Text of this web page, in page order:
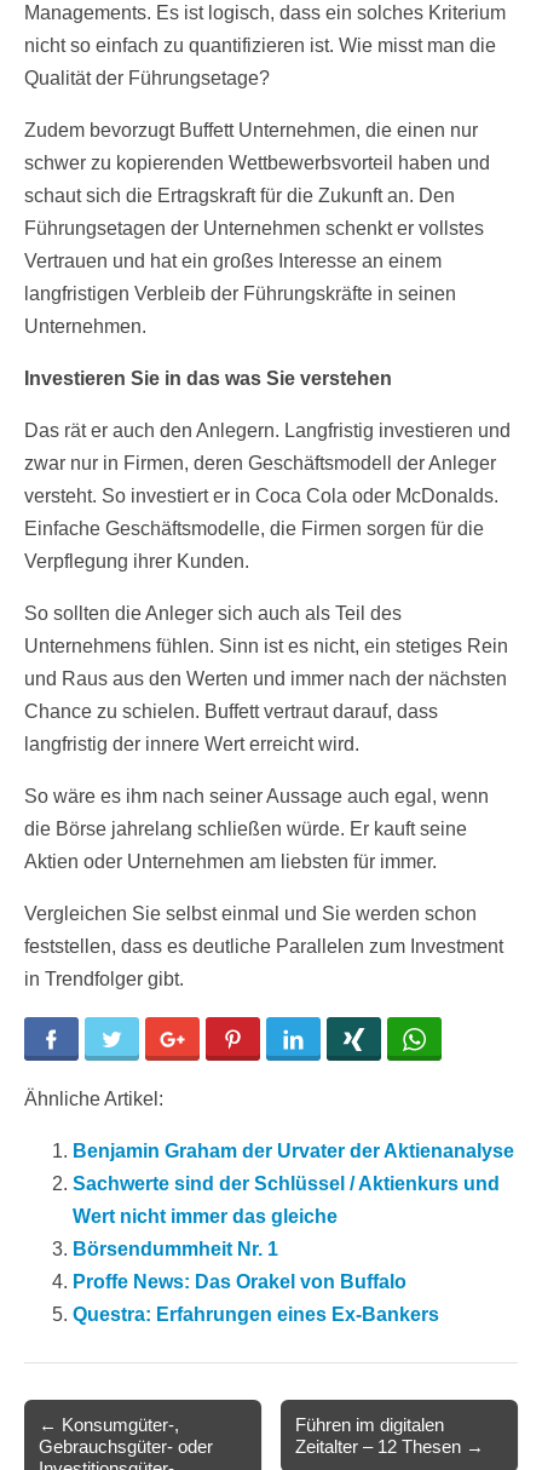
Managements. Es ist logisch, dass ein solches Kriterium
nicht so einfach zu quantifizieren ist. Wie misst man die
Qualität der Führungsetage?
Zudem bevorzugt Buffett Unternehmen, die einen nur
schwer zu kopierenden Wettbewerbsvorteil haben und
schaut sich die Ertragskraft für die Zukunft an. Den
Führungsetagen der Unternehmen schenkt er vollstes
Vertrauen und hat ein großes Interesse an einem
langfristigen Verbleib der Führungskräfte in seinen
Unternehmen.
Investieren Sie in das was Sie verstehen
Das rät er auch den Anlegern. Langfristig investieren und
zwar nur in Firmen, deren Geschäftsmodell der Anleger
versteht. So investiert er in Coca Cola oder McDonalds.
Einfache Geschäftsmodelle, die Firmen sorgen für die
Verpflegung ihrer Kunden.
So sollten die Anleger sich auch als Teil des
Unternehmens fühlen. Sinn ist es nicht, ein stetiges Rein
und Raus aus den Werten und immer nach der nächsten
Chance zu schielen. Buffett vertraut darauf, dass
langfristig der innere Wert erreicht wird.
So wäre es ihm nach seiner Aussage auch egal, wenn
die Börse jahrelang schließen würde. Er kauft seine
Aktien oder Unternehmen am liebsten für immer.
Vergleichen Sie selbst einmal und Sie werden schon
feststellen, dass es deutliche Parallelen zum Investment
in Trendfolger gibt.
Facebook Twitter Google+ Pinterest LinkedIn
Ähnliche Artikel:
Benjamin Graham der Urvater der Aktienanalyse
Sachwerte sind der Schlüssel / Aktienkurs und
Wert nicht immer das gleiche
Börsendummheit Nr. 1
Proffe News: Das Orakel von Buffalo
Questra: Erfahrungen eines Ex-Bankers
navigation
← Konsumgüter-,
Gebrauchsgüter- oder
Führen im digitalen
Zeitalter – 12 Thesen →